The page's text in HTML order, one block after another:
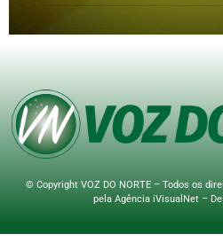
© Copyright VOZ DO NORTE – Todos os
pela Agência iVisualNet –